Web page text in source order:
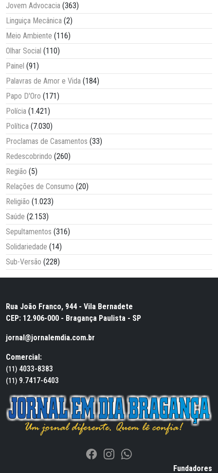
Jovem Advocacia (363)
Linguiça Mecânica (2)
Meio Ambiente (116)
Olhar Social (110)
Painel (91)
Palavras de Amor e Vida (184)
Papo D'Oro (171)
Polícia (1.421)
Política (7.030)
Proclamas de Casamentos (33)
Redescobrindo (260)
Região (5)
Relações de Consumo (20)
Religião (1.023)
Saúde (2.153)
Sepultamentos (316)
Solidariedade (14)
Sub-Versão (228)
Rua João Franco, 944 - Vila Bernadete
CEP: 12.906-000 - Bragança Paulista - SP
jornal@jornalemdia.com.br
Comercial:
(11) 4033-8383
(11) 9.7417-6403
Fundadores